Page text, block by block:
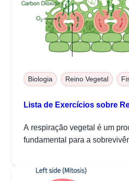
Biologia Reino Vegetal
Lista de Exercícios sobre
A respiração vegetal é um
fundamental para a